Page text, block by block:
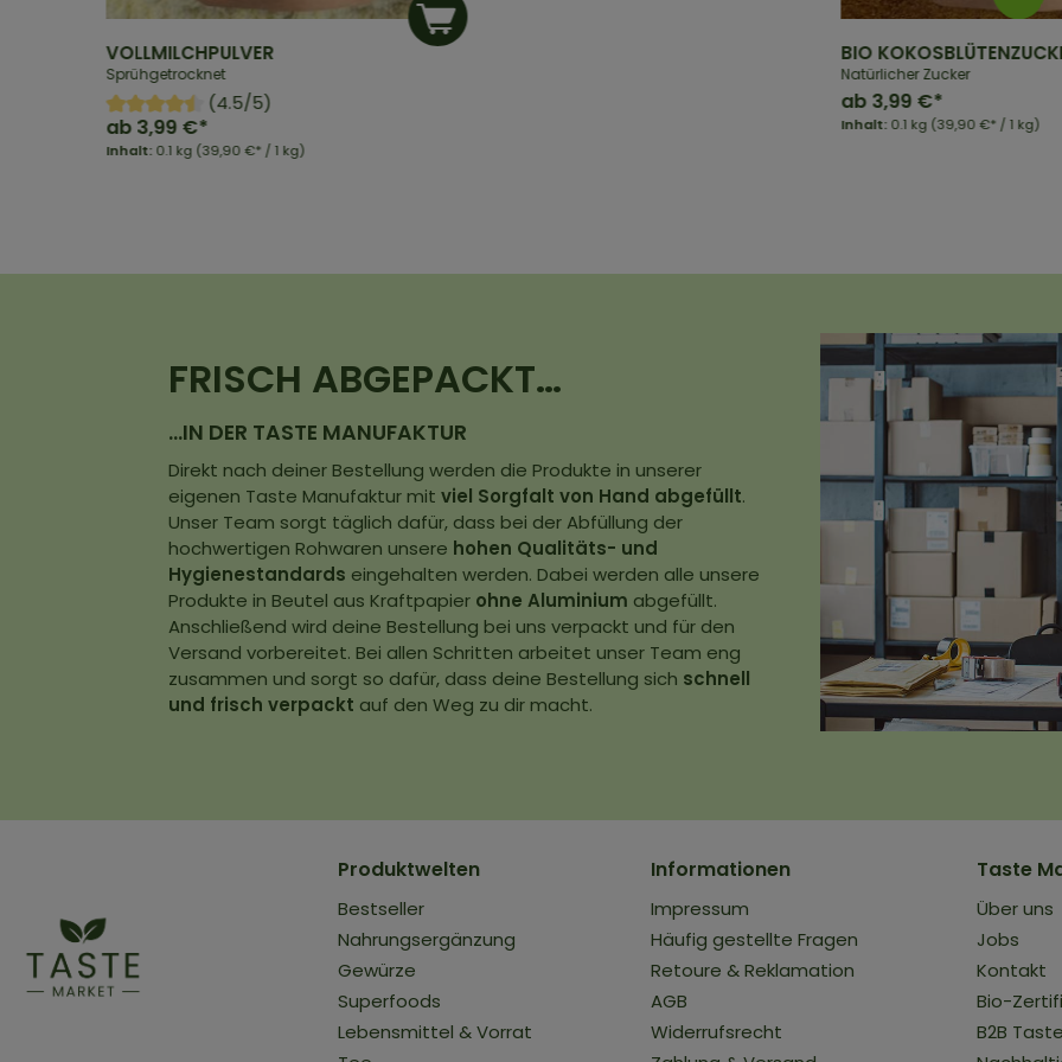
VOLLMILCHPULVER
Sprühgetrocknet
(4.5/5)
Inhalt: 0.1 kg (39,90 €* / 1 kg)
ab 3,99 €*
BIO
Natürlicher Zucker
Inhalt: 0.1 kg (39,90 €* / 1 kg)
ab 3,99 €*
FRISCH ABGEPACKT…
…IN DER TASTE MANUFAKTUR
Direkt nach deiner Bestellung werden die Produkte in unserer
eigenen Taste Manufaktur mit viel Sorgfalt von Hand abgefüllt.
Unser Team sorgt täglich dafür, dass bei der Abfüllung der
hochwertigen Rohwaren unsere hohen Qualitäts- und
Hygienestandards eingehalten werden. Dabei werden alle unsere
Produkte in Beutel aus Kraftpapier ohne Aluminium abgefüllt.
Anschließend wird deine Bestellung bei uns verpackt und für den
Versand vorbereitet. Bei allen Schritten arbeitet unser Team eng
zusammen und sorgt so dafür, dass deine Bestellung sich schnell
und frisch verpackt auf den Weg zu dir macht.
Produktwelten
Bestseller
Nahrungsergänzung
Gewürze
Superfoods
Lebensmittel & Vorrat
Informationen
Impressum
Häufig gestellte Fragen
Retoure & Reklamation
AGB
Widerrufsrecht
Taste
Über uns
Jobs
Kontakt
Bio-
B2B